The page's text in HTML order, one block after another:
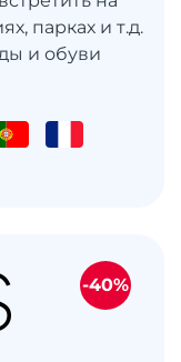
парках и т.д.
и обуви
-40%